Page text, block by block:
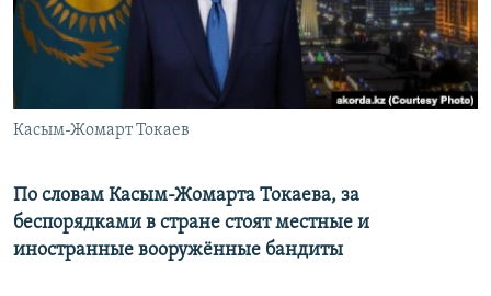
Հայերեն
Русский
Касым-Жомарт Токаев
По словам Касым-Жомарта Токаева, за
беспорядками в стране стоят местные и
иностранные вооружённые бандиты